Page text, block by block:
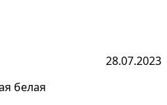
28.07.2023
белая